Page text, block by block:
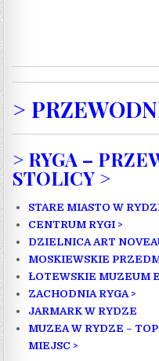
>
> RYGA –
STOLICY >
STARE MIASTO W
CENTRUM RYGI >
DZIELNICA ART
MOSKIEWSKIE
ŁOTEWSKIE MUZEUM
ZACHODNIA RYGA >
JARMARK W RYDZE
MUZEA W RYDZE –
MIEJSC >